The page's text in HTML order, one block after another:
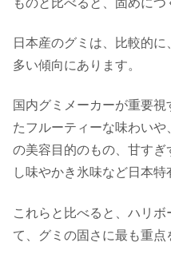
日本産のグミは、比較的
多い傾向にあります。
国内グミメーカーが重要
たフルーティーな味わい
の美容目的のもの、甘す
し味やかき氷味など日本特
これらと比べると、ハリ
て、グミの固さに最も重点